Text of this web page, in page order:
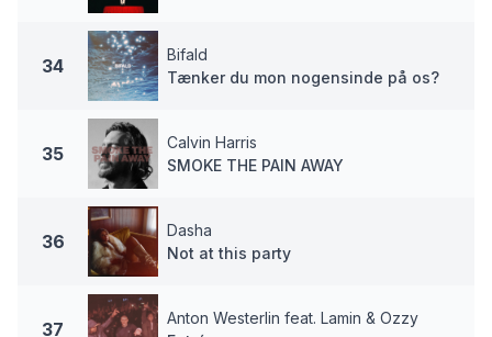
34
Bifald
Tænker du mon nogensinde på os?
35
Calvin Harris
SMOKE THE PAIN AWAY
36
Dasha
Not at this party
37
Anton Westerlin feat. Lamin & Ozzy